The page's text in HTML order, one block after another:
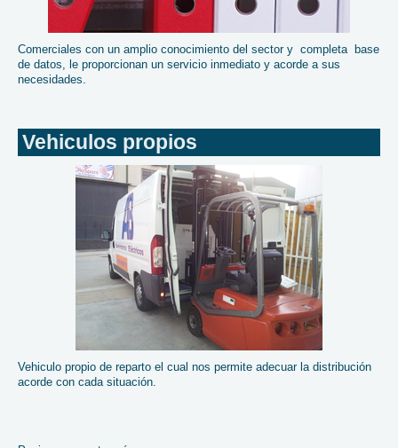
Comerciales con un amplio conocimiento del sector y completa base
de datos, le proporcionan un servicio inmediato y acorde a sus
necesidades.
Vehiculos propios
Vehiculo propio de reparto el cual nos permite adecuar la distribución
acorde con cada situación.